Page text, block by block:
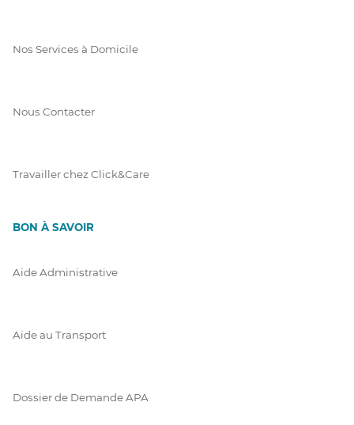
Nos Services à Domicile
Nous Contacter
Travailler chez Click&Care
BON À SAVOIR
Aide Administrative
Aide au Transport
Dossier de Demande APA